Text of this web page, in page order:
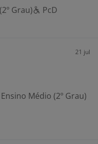
Grau)
PcD
21 jul
Ensino Médio (2º Grau)